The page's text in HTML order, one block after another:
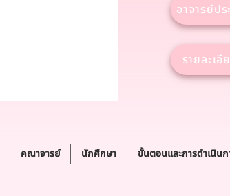
อาจารย์ป
รายละเ
คณาจารย์ นักศึกษา ขั้นตอนและการดำเนิน